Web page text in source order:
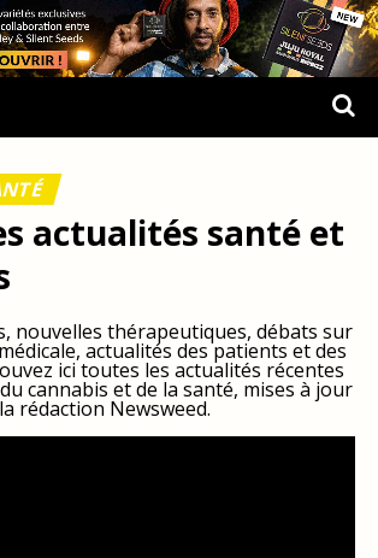
actualités santé et
nouvelles thérapeutiques, débats sur
actualités des patients et des
ici toutes les actualités récentes
cannabis et de la santé, mises à jour
rédaction Newsweed.